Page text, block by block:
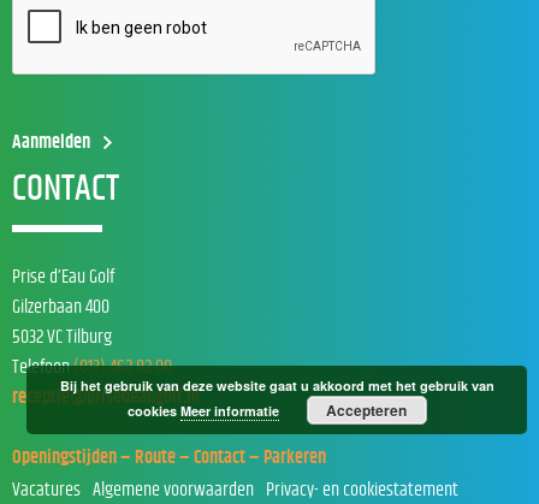
CONTACT
Prise d’Eau Golf
Gilzerbaan 400
5032 VC Tilburg
Telefoon(013) 462 82 00
receptie@prisedeaugolf.nl
Openingstijden – Route – Contact – Parkeren
Vacatures
Algemene voorwaarden Privacy- en cookiestatement
Bij het gebruik van deze website gaat u akkoord met het gebruik van
cookies Meer informatie Accepteren